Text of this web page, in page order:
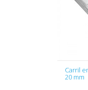
Carril
20 mm